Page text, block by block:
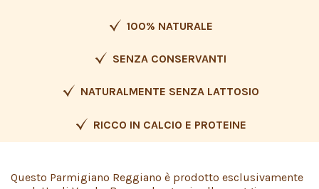
100% NATURALE
SENZA CONSERVANTI
NATURALMENTE SENZA LATTOSIO
RICCO IN CALCIO E PROTEINE
Questo Parmigiano Reggiano è prodotto esclusivamente